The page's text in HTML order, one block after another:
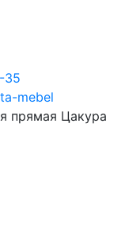
35
mebel
прямая Цакура